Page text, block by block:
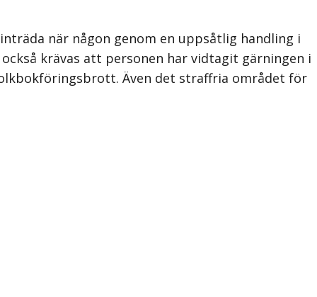
när någon genom en uppsåtlig handling i
krävas att personen har vidtagit gärningen i
Även det straffria området för